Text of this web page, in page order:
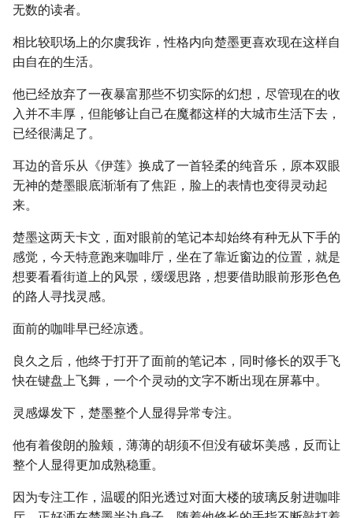
无数的读者。
相比较职场上的尔虞我诈，性格内向楚墨更喜欢现在这样自
由自在的生活。
他已经放弃了一夜暴富那些不切实际的幻想，尽管现在的收
入并不丰厚，但能够让自己在魔都这样的大城市生活下去，
已经很满足了。
耳边的音乐从《伊莲》换成了一首轻柔的纯音乐，原本双眼
无神的楚墨眼底渐渐有了焦距，脸上的表情也变得灵动起
来。
楚墨这两天卡文，面对眼前的笔记本却始终有种无从下手的
感觉，今天特意跑来咖啡厅，坐在了靠近窗边的位置，就是
想要看看街道上的风景，缓缓思路，想要借助眼前形形色色
的路人寻找灵感。
面前的咖啡早已经凉透。
良久之后，他终于打开了面前的笔记本，同时修长的双手飞
快在键盘上飞舞，一个个灵动的文字不断出现在屏幕中。
灵感爆发下，楚墨整个人显得异常专注。
他有着俊朗的脸颊，薄薄的胡须不但没有破坏美感，反而让
整个人显得更加成熟稳重。
因为专注工作，温暖的阳光透过对面大楼的玻璃反射进咖啡